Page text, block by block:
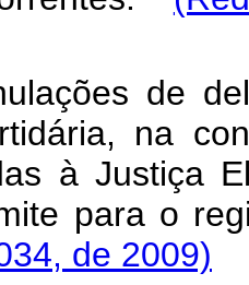
de
na
à Justiça
para o
de 2009)